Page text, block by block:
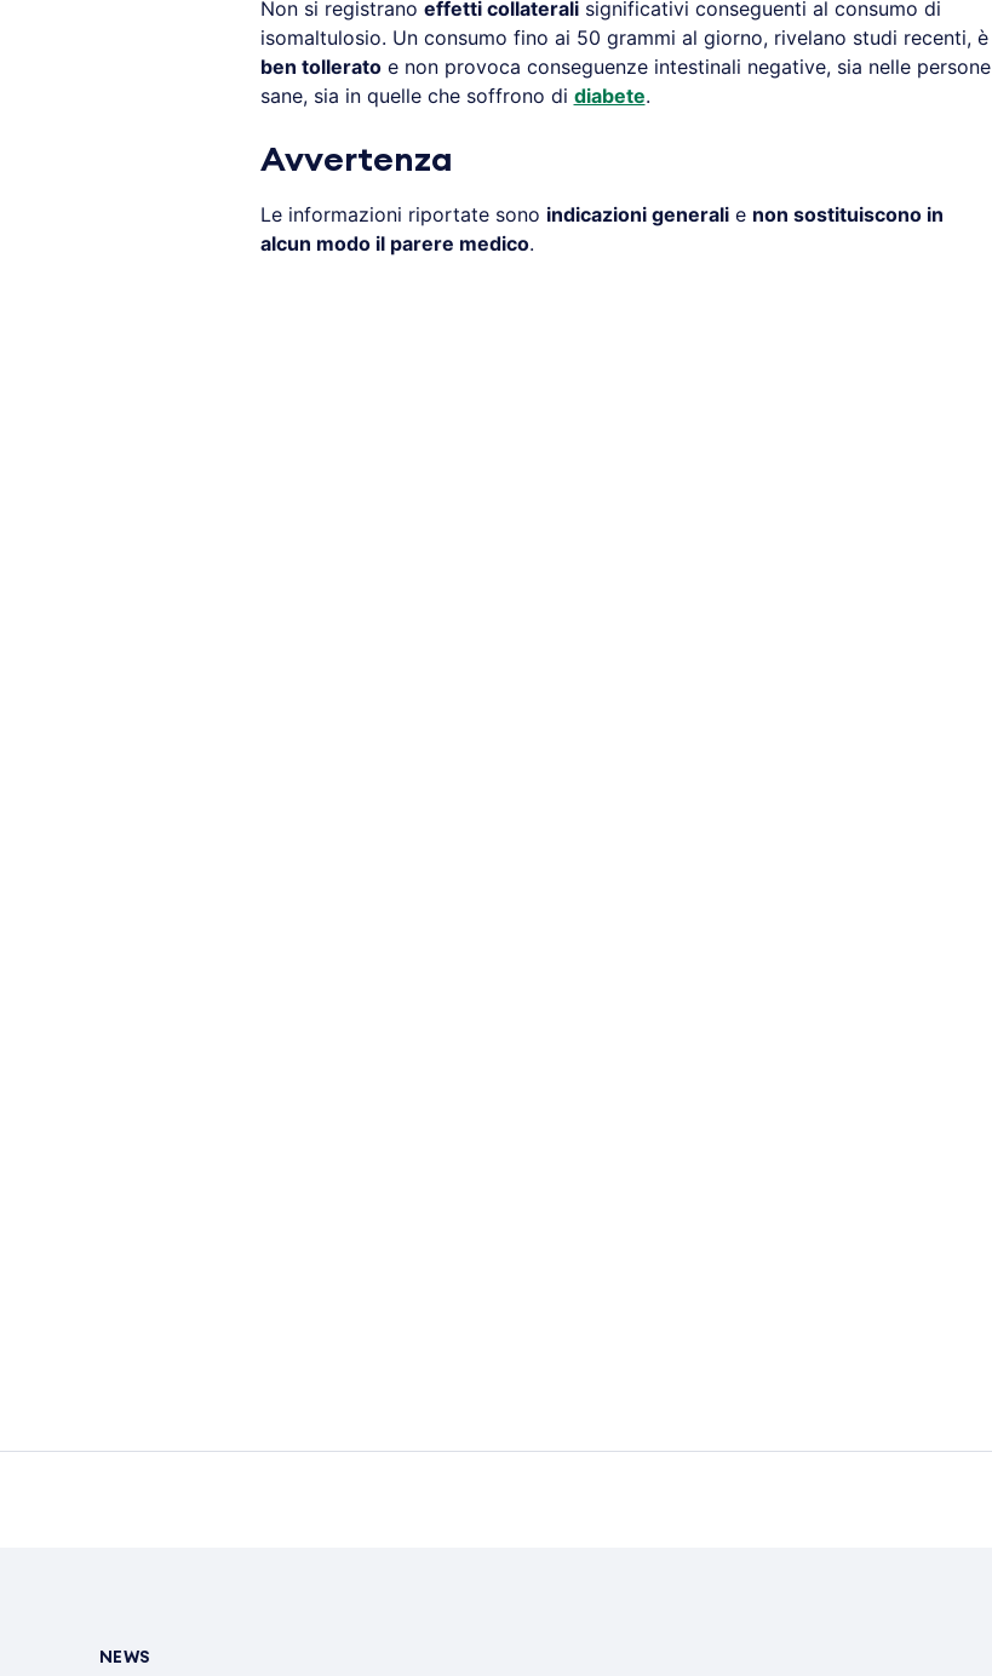
Non si registrano effetti collateralisignificativi conseguenti al consumo di
isomaltulosio. Un consumo fino ai 50 grammi al giorno, rivelano studi recenti, è
ben tolleratoe non provoca conseguenze intestinali negative, sia nelle persone
sane, sia in quelle che soffrono di diabete.
Avvertenza
Le informazioni riportate sono indicazioni generalie non sostituiscono in
alcun modo il parere medico.
NEWS